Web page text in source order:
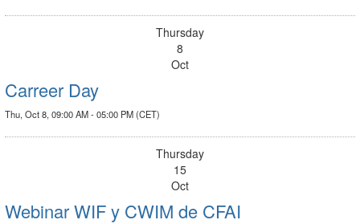
Thursday
8
Oct
Carreer Day
Thu, Oct 8, 09:00 AM - 05:00 PM (CET)
Thursday
15
Oct
Webinar WIF y CWIM de CFAI